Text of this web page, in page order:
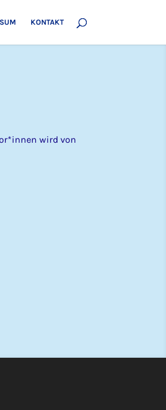
KONTAKT
wird von